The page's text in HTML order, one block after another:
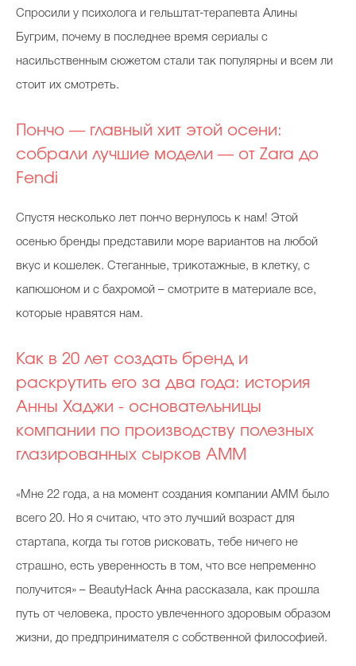
Cпросили у психолога и гельштат-терапевта Алины
Бугрим, почему в последнее время сериалы с
насильственным сюжетом стали так популярны и всем ли
стоит их смотреть.
Пончо — главный хит этой осени:
собрали лучшие модели — от Zara до
Fendi
Спустя несколько лет пончо вернулось к нам! Этой
осенью бренды представили море вариантов на любой
вкус и кошелек. Стеганные, трикотажные, в клетку, с
капюшоном и с бахромой – смотрите в материале все,
которые нравятся нам.
Как в 20 лет создать бренд и
раскрутить его за два года: история
Анны Хаджи - основательницы
компании по производству полезных
глазированных сырков AMM
«Мне 22 года, а на момент создания компании AMM было
всего 20. Но я считаю, что это лучший возраст для
стартапа, когда ты готов рисковать, тебе ничего не
страшно, есть уверенность в том, что все непременно
получится» – BeautyHack Анна рассказала, как прошла
путь от человека, просто увлеченного здоровым образом
жизни, до предпринимателя с собственной философией.